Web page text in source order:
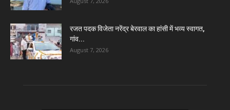
रजत पदक विजेता नरेंद्र बेरवाल का हांसी में भव्य स्वागत,
गांव...
August 7, 2026